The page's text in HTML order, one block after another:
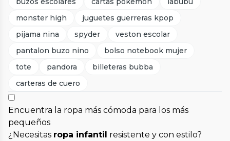
monster high
juguetes guerreras kpop
pijama nina
spyder
veston escolar
pantalon buzo nino
bolso notebook mujer
tote
pandora
billeteras bubba
carteras de cuero
Encuentra la ropa más cómoda para los más
pequeños
¿Necesitas ropa infantil resistente y con estilo?